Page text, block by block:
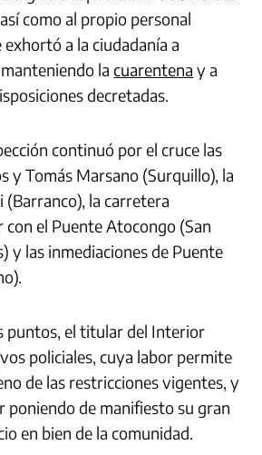
como al propio personal
a la ciudadanía a
lacuarentena y a
decretadas.
continuó por el cruce las
y Tomás Marsano (Surquillo), la
(Barranco), la carretera
con el Puente Atocongo (San
y las inmediaciones de Puente
puntos, el titular del Interior
policiales, cuya labor permite
de las restricciones vigentes, y
poniendo de manifiesto su gran
en bien de la comunidad.